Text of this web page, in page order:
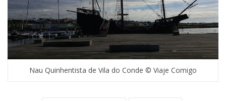
Nau Quinhentista de Vila do Conde © Viaje Comigo